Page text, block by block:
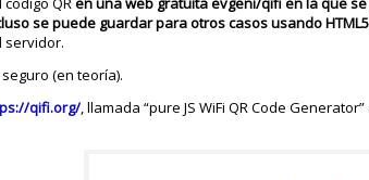
se puede guardar para otros casos usando
servidor.
(en teoría).
qifi.org/, llamada “pure JS WiFi QR Code